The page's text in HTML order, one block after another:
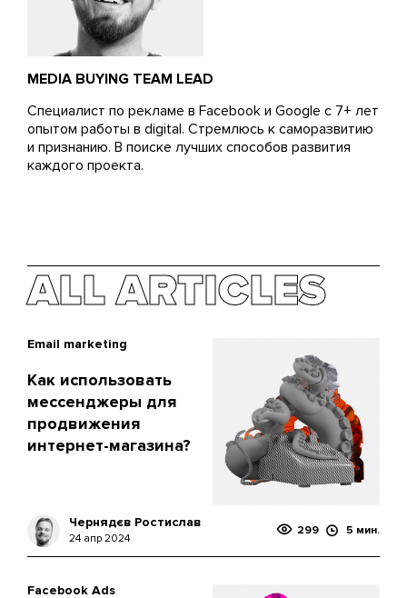
MEDIA BUYING TEAM LEAD
Специалист по рекламе в Facebook и Google с 7+ лет
опытом работы в digital. Стремлюсь к саморазвитию
и признанию. В поиске лучших способов развития
каждого проекта.
ALL ARTICLES
Email marketing
Как использовать
мессенджеры для
продвижения
интернет-магазина?
Чернядєв Ростислав
24 апр 2024
299 5 мин.
Facebook Ads